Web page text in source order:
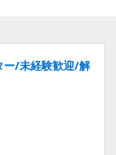
ー/未経験歓迎/解